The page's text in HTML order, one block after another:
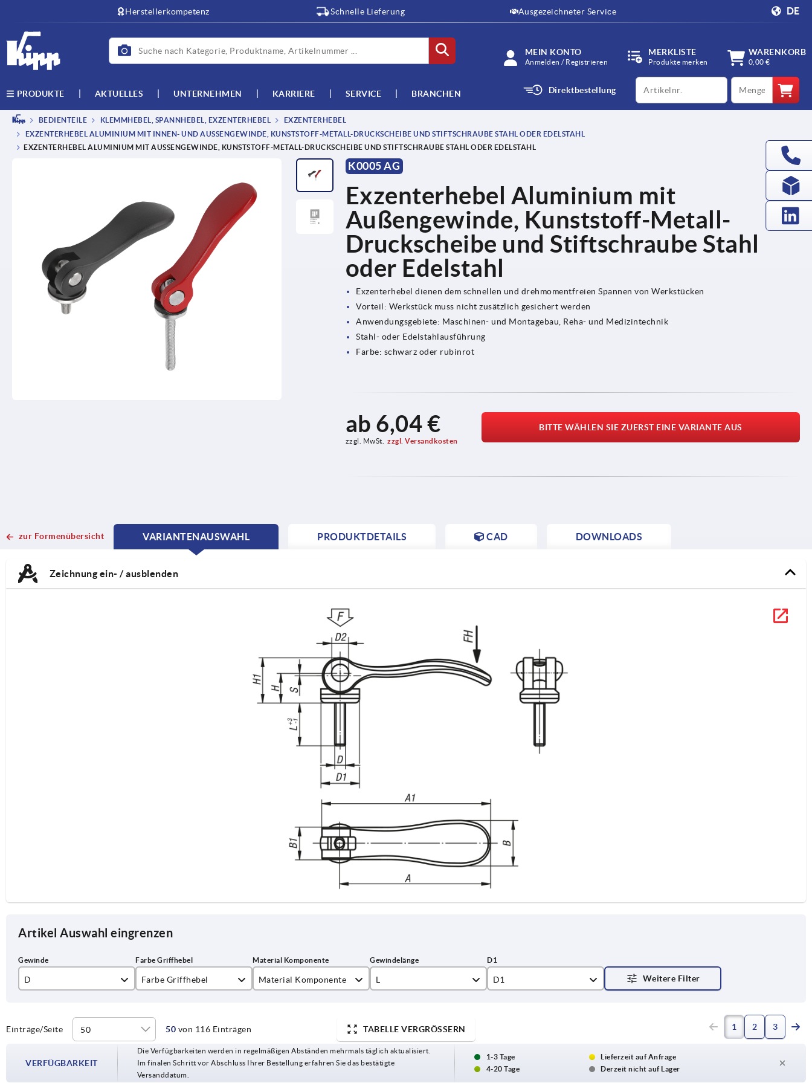
Herstellerkompetenz Schnelle Lieferung Ausgezeichneter Service DE
MEIN KONTO
Anmelden / Registrieren
MERKLISTE
Produkte merken
WARENKORB
0,00 €
PRODUKTE AKTUELLES UNTERNEHMEN KARRIERE SERVICE BRANCHEN Direktbestellung
productCode qty
BEDIENTEILE KLEMMHEBEL, SPANNHEBEL, EXZENTERHEBEL
EXZENTERHEBEL
EXZENTERHEBEL ALUMINIUM MIT INNEN- UND AUSSENGEWINDE, KUNSTSTOFF-METALL-DRUCKSCHEIBE UND STIFTSCHRAUBE STAHL ODER EDELSTAHL
EXZENTERHEBEL ALUMINIUM MIT AUSSENGEWINDE, KUNSTSTOFF-METALL-DRUCKSCHEIBE UND STIFTSCHRAUBE STAHL ODER EDELSTAHL
K0005 AG
Exzenterhebel Aluminium mit
Außengewinde, Kunststoff-Metall-
Druckscheibe und Stiftschraube Stahl
oder Edelstahl
Exzenterhebel dienen dem schnellen und drehmomentfreien Spannen von Werkstücken
Vorteil: Werkstück muss nicht zusätzlich gesichert werden
Anwendungsgebiete: Maschinen- und Montagebau, Reha- und Medizintechnik
Stahl- oder Edelstahlausführung
Farbe: schwarz oder rubinrot
ab 6,04 €
zzgl. MwSt. zzgl. Versandkosten
BITTE WÄHLEN SIE ZUERST EINE VARIANTE AUS
zur Formenübersicht
VARIANTENAUSWAHL
CURRENT
CURRENT
PRODUKTDETAILS CAD DOWNLOADS
Zeichnung ein- / ausblenden
Artikel Auswahl eingrenzen
D
M4
Farbe Griffhebel
schwarz
Material Komponente L
15
20
D1
18,1
Einträge/Seite 50 von 116 Einträgen TABELLE VERGRÖSSERN 1 2 3
VERFÜGBARKEIT
Die Verfügbarkeiten werden in regelmäßigen Abständen mehrmals täglich aktualisiert.
Im finalen Schritt vor Abschluss Ihrer Bestellung erfahren Sie das bestätigte
Versanddatum.
1-3 Tage
Lieferzeit auf Anfrage
4-20 Tage
Derzeit nicht auf Lager